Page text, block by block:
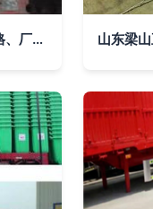
二手油罐车专用储存罐及半挂车 规格、价格、厂家与选型指南